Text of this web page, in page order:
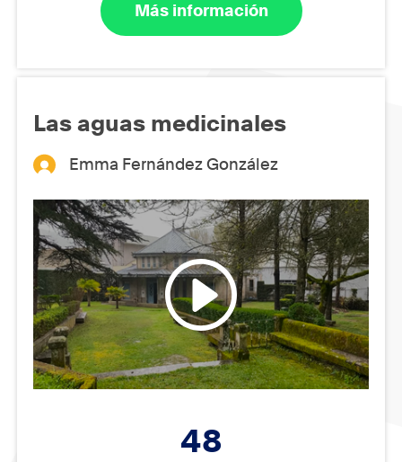
Más información
Las aguas medicinales
Emma Fernández González
48